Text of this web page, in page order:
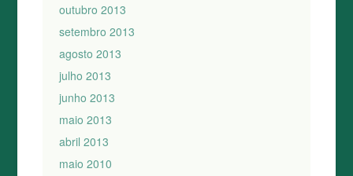
outubro 2013
setembro 2013
agosto 2013
julho 2013
junho 2013
maio 2013
abril 2013
maio 2010